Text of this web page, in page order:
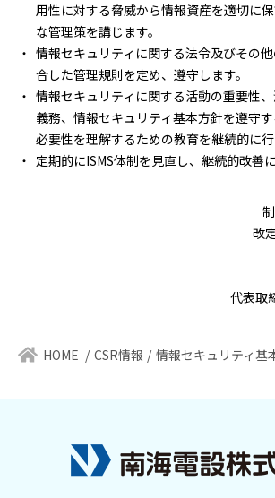
用性に対する脅威から情報資産を適切に
な管理策を講じます。
情報セキュリティに関する法令及びその
合した管理規則を定め、遵守します。
情報セキュリティに関する活動の重要性
義務、情報セキュリティ基本方針を遵守す
必要性を理解するための教育を継続的に行
定期的にISMS体制を見直し、継続的改善に
改
代表取
HOME CSR情報 情報セキュリティ基